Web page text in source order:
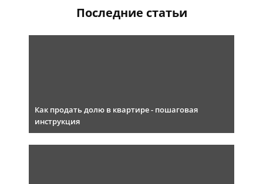
Последние статьи
Как продать долю в квартире - пошаговая
инструкция